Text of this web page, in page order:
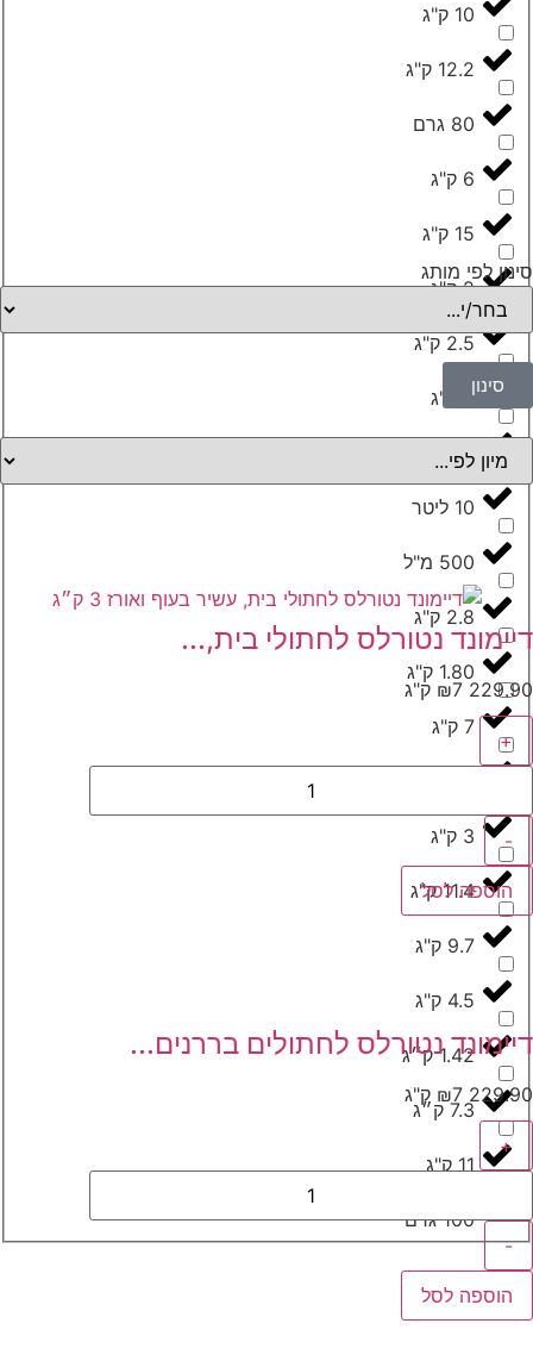
10 ק"ג
12.2 ק"ג
80 גרם
6 ק"ג
15 ק"ג
2 ק"ג
2.5 ק"ג
9 ק"ג
12 ק"ג
10 ליטר
500 מ"ל
2.8 ק"ג
1.80 ק"ג
7 ק"ג
3 ק"ג
11.4 ק"ג
9.7 ק"ג
4.5 ק"ג
1.42 ק״ג
7.3 ק״ג
11 ק"ג
100 גרם
לפי מותג
סינון
נטורלס לחתולי בית,...
₪ 7 ק"ג
+
הוספה לסל
נטורלס לחתולים בררנים...
₪ 7 ק"ג
-
הוספה לסל